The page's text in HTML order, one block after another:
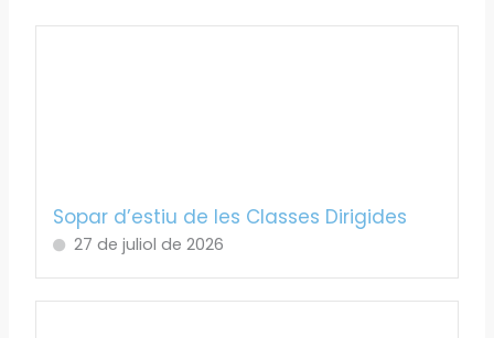
Sopar d’estiu de les Classes Dirigides
27 de juliol de 2026